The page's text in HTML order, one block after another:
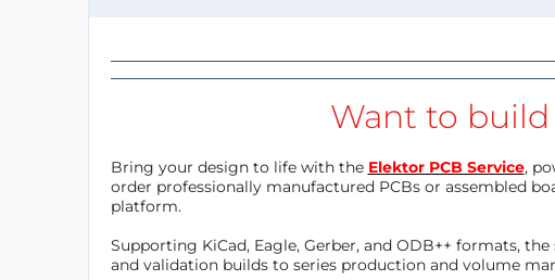
Want to
Bring your design to life with the Elektor PCB Service,
order professionally manufactured PCBs or assembled
platform.
Supporting KiCad, Eagle, Gerber, and ODB++ formats,
and validation builds to series production and volume